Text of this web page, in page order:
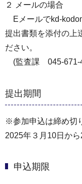
２ メールの場合
Eメールでkd-
提出書類を添付の上
ださい。
(監査課 045-671-
提出期間
※参加申込は締め切
2025年３月10日か
申込期限